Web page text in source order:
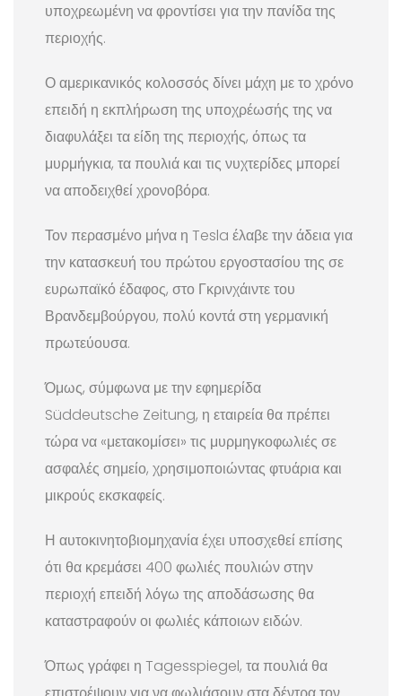
υποχρεωμένη να φροντίσει για την πανίδα της
περιοχής.
Ο αμερικανικός κολοσσός δίνει μάχη με το χρόνο
επειδή η εκπλήρωση της υποχρέωσής της να
διαφυλάξει τα είδη της περιοχής, όπως τα
μυρμήγκια, τα πουλιά και τις νυχτερίδες μπορεί
να αποδειχθεί χρονοβόρα.
Τον περασμένο μήνα η Tesla έλαβε την άδεια για
την κατασκευή του πρώτου εργοστασίου της σε
ευρωπαϊκό έδαφος, στο Γκρινχάιντε του
Βρανδεμβούργου, πολύ κοντά στη γερμανική
πρωτεύουσα.
Όμως, σύμφωνα με την εφημερίδα
Süddeutsche Zeitung, η εταιρεία θα πρέπει
τώρα να «μετακομίσει» τις μυρμηγκοφωλιές σε
ασφαλές σημείο, χρησιμοποιώντας φτυάρια και
μικρούς εκσκαφείς.
Η αυτοκινητοβιομηχανία έχει υποσχεθεί επίσης
ότι θα κρεμάσει 400 φωλιές πουλιών στην
περιοχή επειδή λόγω της αποδάσωσης θα
καταστραφούν οι φωλιές κάποιων ειδών.
Όπως γράφει η Tagesspiegel, τα πουλιά θα